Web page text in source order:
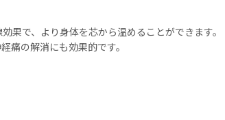
果で、より身体を芯から温めることができます。
痛の解消にも効果的です。